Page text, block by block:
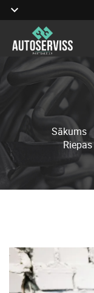
Sākums
Riepas